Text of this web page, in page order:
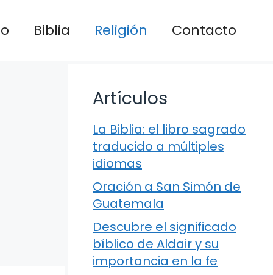
Biblia Religión Contacto
Artículos
La Biblia: el libro sagrado
traducido a múltiples
idiomas
Oración a San Simón de
Guatemala
Descubre el significado
bíblico de Aldair y su
importancia en la fe